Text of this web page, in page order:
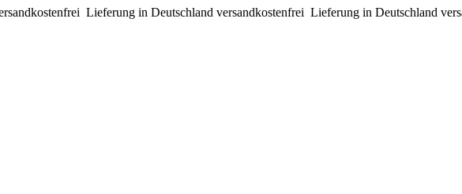
Lieferung in Deutschland versandkostenfreiLieferung in Deutschland